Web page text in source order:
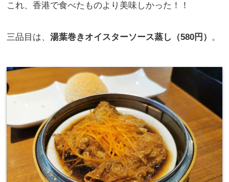
これ、香港で食べたものより美味しかった！！
三品目は、湯葉巻きオイスターソース蒸し（580円） 。